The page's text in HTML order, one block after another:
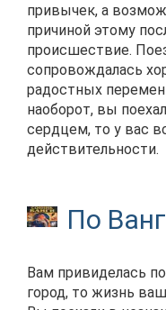
привычек, а
причиной этому
происшествие.
сопровождалась
радостных
наоборот, вы
сердцем, то у вас
действительности.
По
Вам привиделась
город, то жизнь